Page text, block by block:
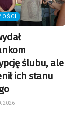
ślubu, ale
ich stanu
2026